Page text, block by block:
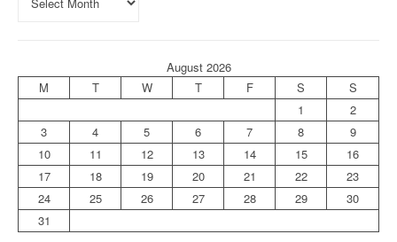
August 2026
M
T W T F S
S
1
2
3
4 5 6 7 8
9
10
11 12 13 14 15
16
17
18 19 20 21 22
23
24
25 26 27 28 29
30
31